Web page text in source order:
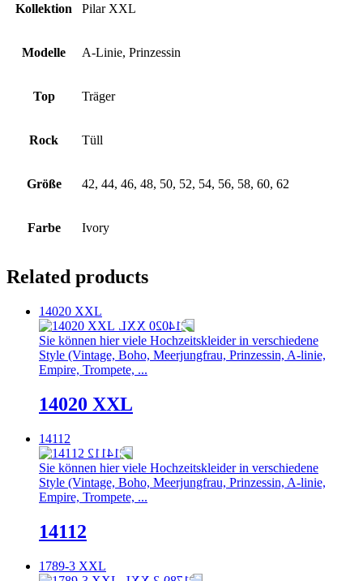
Kollektion Pilar XXL
Modelle A-Linie, Prinzessin
Top Träger
Rock Tüll
Größe 42, 44, 46, 48, 50, 52, 54, 56, 58, 60, 62
Farbe Ivory
Related products
14020 XXL
Sie können hier viele Hochzeitskleider in verschiedene
Style (Vintage, Boho, Meerjungfrau, Prinzessin, A-linie,
Empire, Trompete, ...
14020 XXL
14112
Sie können hier viele Hochzeitskleider in verschiedene
Style (Vintage, Boho, Meerjungfrau, Prinzessin, A-linie,
Empire, Trompete, ...
14112
1789-3 XXL